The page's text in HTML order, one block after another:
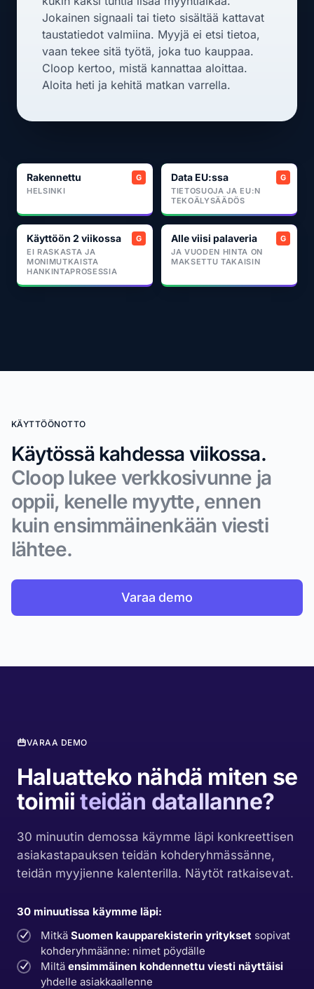
Jokainen signaali tai tieto sisältää kattavat
taustatiedot valmiina. Myyjä ei etsi tietoa,
vaan tekee sitä työtä, joka tuo kauppaa.
Cloop kertoo, mistä kannattaa aloittaa.
Aloita heti ja kehitä matkan varrella.
Rakennettu
HELSINKI
Data EU:ssa
TIETOSUOJA JA EU:N
TEKOÄLYSÄÄDÖS
Käyttöön 2 viikossa
EI RASKASTA JA
MONIMUTKAISTA
HANKINTAPROSESSIA
Alle viisi palaveria
JA VUODEN HINTA ON
MAKSETTU TAKAISIN
KÄYTTÖÖNOTTO
Käytössä kahdessa viikossa.
Cloop lukee verkkosivunne ja
oppii, kenelle myytte, ennen
kuin ensimmäinenkään viesti
lähtee.
Varaa demo
VARAA DEMO
Haluatteko nähdä miten se
toimiiteidän datallanne?
30 minuutin demossa käymme läpi konkreettisen
asiakastapauksen teidän kohderyhmässänne,
teidän myyjienne kalenterilla. Näytöt ratkaisevat.
30 minuutissa käymme läpi:
Mitkä Suomen kaupparekisterin yritykset sopivat
kohderyhmäänne: nimet pöydälle
Miltä ensimmäinen kohdennettu viesti näyttäisi
yhdelle asiakkaallenne